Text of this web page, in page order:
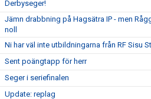
Derbyseger!
Jämn drabbning på Hagsätra IP - men
noll
Ni har väl inte utbildningarna från RF Sisu
Sent poängtapp för herr
Seger i seriefinalen
Update: replag